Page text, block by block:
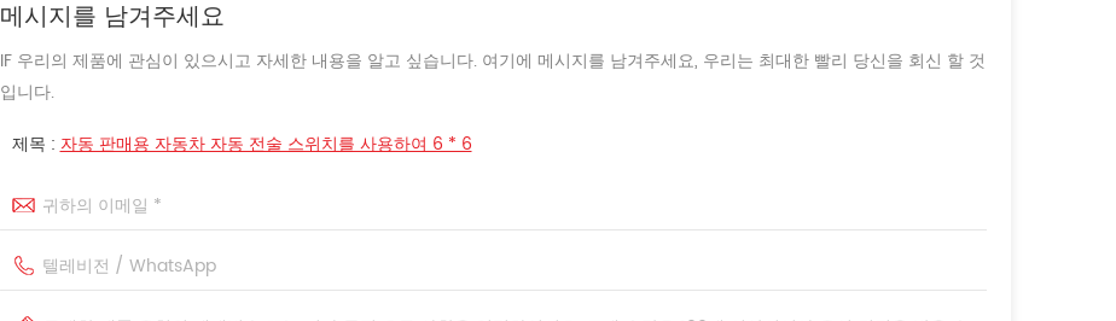
메시지를 남겨주세요
IF 우리의 제품에 관심이 있으시고 자세한 내용을 알고 싶습니다. 여기에 메시지를 남겨주세요, 우리는 최대한 빨리 당신을 회신 할 것
입니다.
제목 :자동 판매용 자동차 자동 전술 스위치를 사용하여 6 * 6